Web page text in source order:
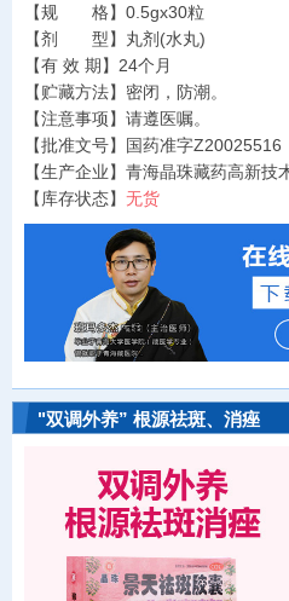
【规 格】0.5gx30粒
【剂 型】丸剂(水丸)
【有 效 期】24个月
【贮藏方法】密闭，防潮。
【注意事项】请遵医嘱。
【批准文号】国药准字Z20025516
【生产企业】青海晶珠藏药高新技
【库存状态】 无货
"双调外养” 根源祛斑、消痤